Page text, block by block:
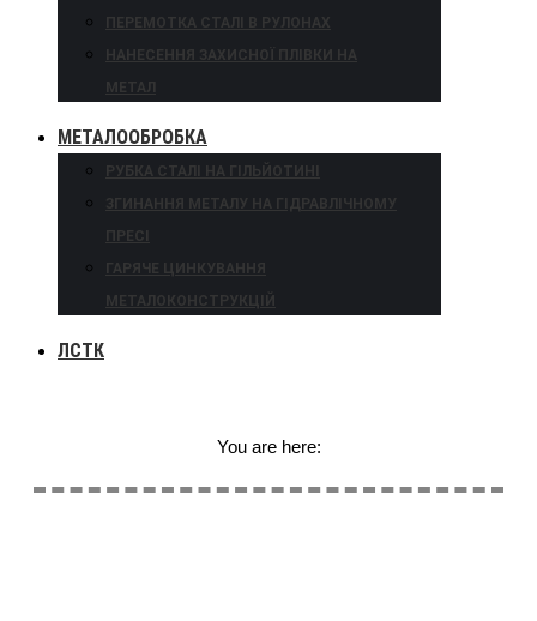
ПЕРЕМОТКА СТАЛІ В РУЛОНАХ
НАНЕСЕННЯ ЗАХИСНОЇ ПЛІВКИ НА
МЕТАЛ
МЕТАЛООБРОБКА
РУБКА СТАЛІ НА ГІЛЬЙОТИНІ
ЗГИНАННЯ МЕТАЛУ НА ГІДРАВЛІЧНОМУ
ПРЕСІ
ГАРЯЧЕ ЦИНКУВАННЯ
МЕТАЛОКОНСТРУКЦІЙ
ЛСТК
You are here: